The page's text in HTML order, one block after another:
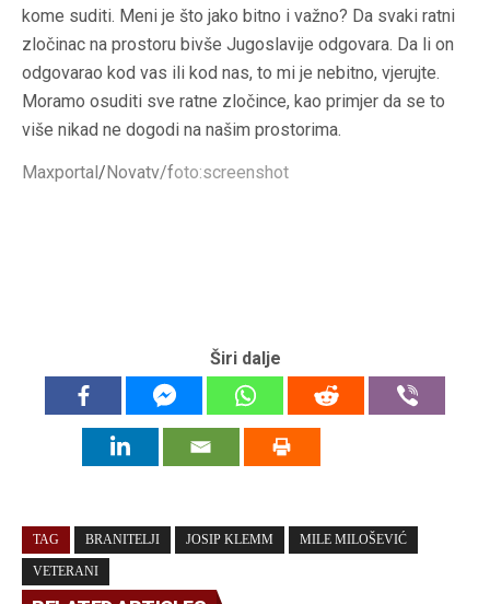
kome suditi. Meni je što jako bitno i važno? Da svaki ratni
zločinac na prostoru bivše Jugoslavije odgovara. Da li on
odgovarao kod vas ili kod nas, to mi je nebitno, vjerujte.
Moramo osuditi sve ratne zločince, kao primjer da se to
više nikad ne dogodi na našim prostorima.
Maxportal / Novatv/foto:screenshot
Širi dalje
TAG BRANITELJI JOSIP KLEMM MILE MILOŠEVIĆ
VETERANI